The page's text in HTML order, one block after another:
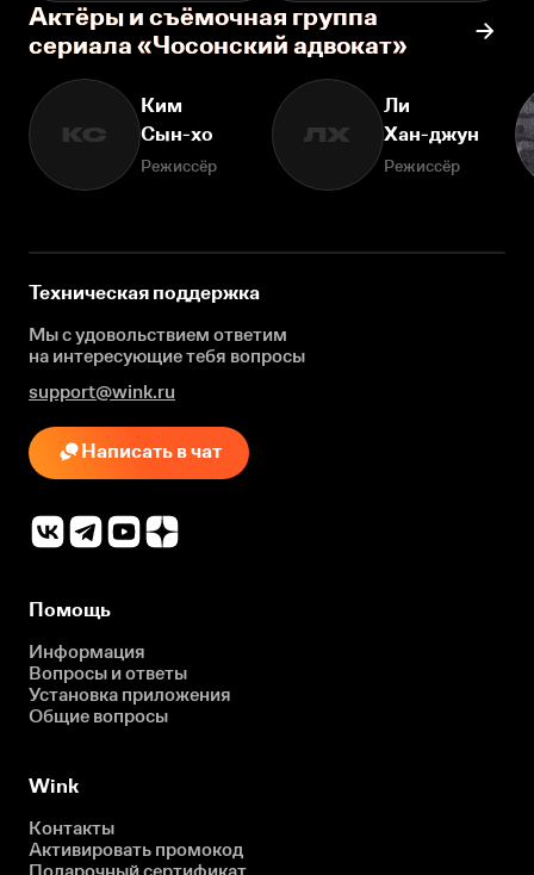
Актёры и съёмочная группа
сериала «Чосонский адвокат»
КС
Ким
Сын-хо
Режиссёр
ЛХ
Ли
Хан-джун
Режиссёр
Техническая поддержка
Мы с удовольствием ответим
на интересующиетебя вопросы
support@wink.ru
Написать в чат
Помощь
Информация
Вопросы и ответы
Установка приложения
Общие вопросы
Wink
Контакты
Активировать промокод
Подарочный сертификат